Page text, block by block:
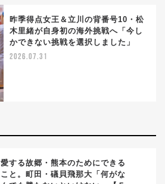
昨季得点女王＆立川の背番号10・松
木里緒が自身初の海外挑戦へ「今し
かできない挑戦を選択しました」
2026.07.31
愛する故郷・熊本のためにできる
こと。町田・礒貝飛那大「何がな